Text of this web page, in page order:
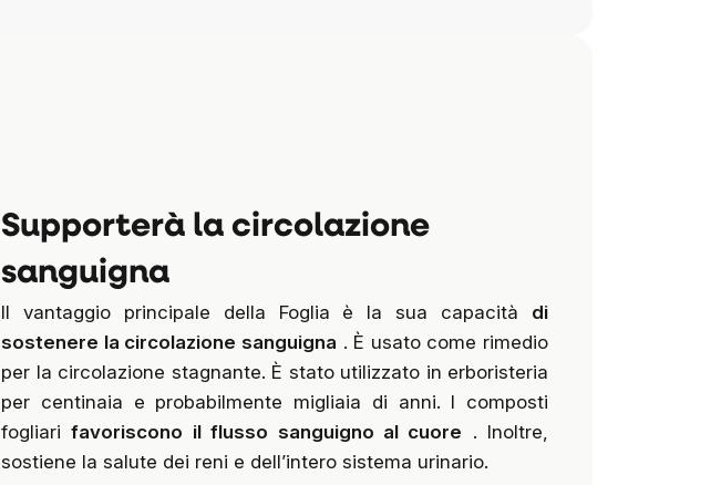
Supporterà la circolazione
sanguigna
Il vantaggio principale della Foglia è la sua capacità
di
sostenere la circolazione sanguigna . È usato come rimedio
per la circolazione stagnante. È stato utilizzato in erboristeria
per centinaia e probabilmente migliaia di anni. I composti
fogliari favoriscono il flusso sanguigno al cuore . Inoltre,
sostiene la salute dei reni e dell’intero sistema urinario.